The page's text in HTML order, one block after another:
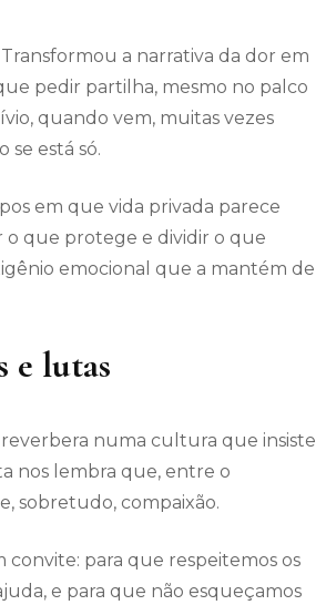
a narrativa da dor em
pedir partilha, mesmo no palco
quando vem, muitas vezes
se está só.
em que vida privada parece
o que protege e dividir o que
emocional que a mantém de
e lutas
reverbera numa cultura que insiste
nos lembra que, entre o
sobretudo, compaixão.
para que respeitemos os
e para que não esqueçamos